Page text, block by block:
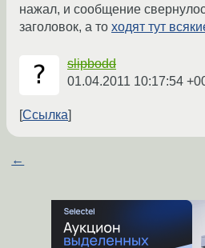
нажал, и сообщение
заголовок, а то ходят тут
slipbodd
01.04.2011 10:17:54
Ссылка
←